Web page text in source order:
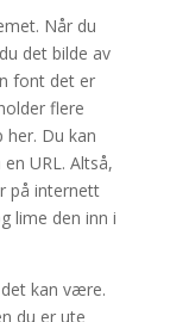
Når du
det bilde av
font det er
flere
Du kan
URL. Altså,
på internett
lime den inn i
kan være.
du er ute